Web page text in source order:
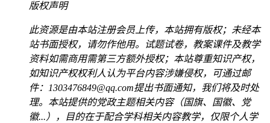
版权声明
此资源是由本站注册会员上传，本站拥有版权；未经本
站书面授权，请勿作他用。试题试卷，教案课件及教学
资料如需商用需第三方额外授权；本站尊重知识产权，
如知识产权权利人认为平台内容涉嫌侵权，可通过邮
件：1303476849@qq.com提出书面通知，我们将及时处
理。本站提供的党政主题相关内容（国旗、国徽、党
徽...），目的在于配合学科相关内容教学，仅限个人学